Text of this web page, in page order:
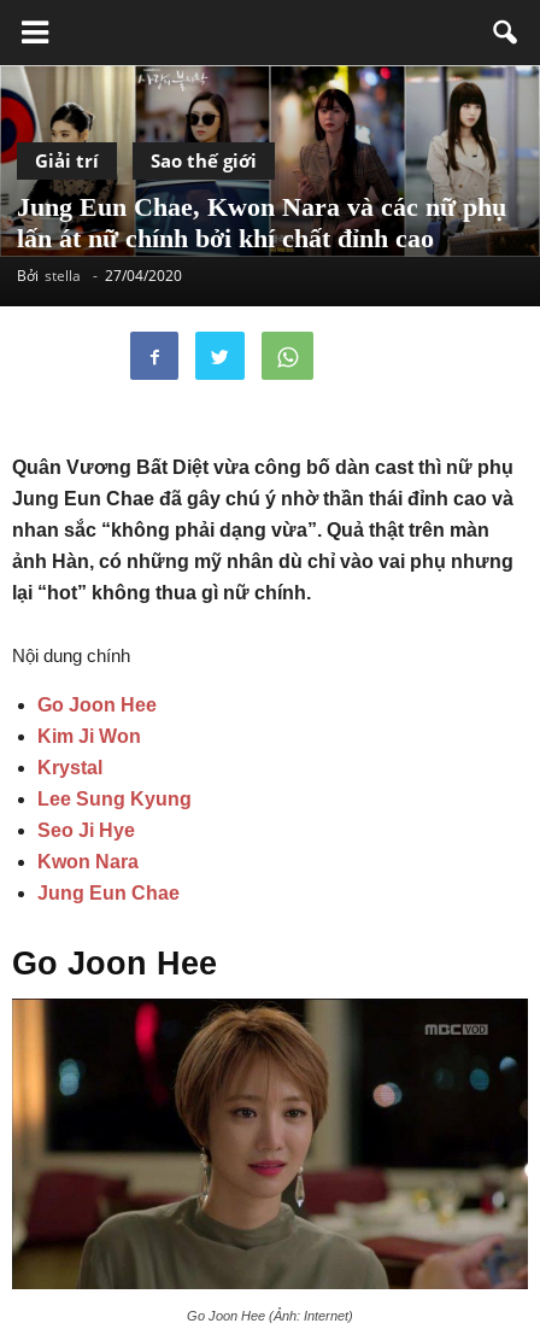
Giải trí Sao thế giới
Jung Eun Chae, Kwon Nara và các nữ phụ
lấn át nữ chính bởi khí chất đỉnh cao
Bởi stella - 27/04/2020
Quân Vương Bất Diệt vừa công bố dàn cast thì nữ phụ
Jung Eun Chae đã gây chú ý nhờ thần thái đỉnh cao và
nhan sắc “không phải dạng vừa”. Quả thật trên màn
ảnh Hàn, có những mỹ nhân dù chỉ vào vai phụ nhưng
lại “hot” không thua gì nữ chính.
Nội dung chính
Go Joon Hee
Kim Ji Won
Krystal
Lee Sung Kyung
Seo Ji Hye
Kwon Nara
Jung Eun Chae
Go Joon Hee
Go Joon Hee (Ảnh: Internet)